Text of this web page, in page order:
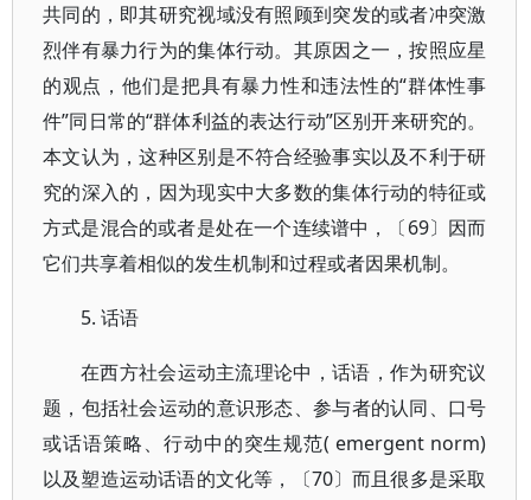
共同的，即其研究视域没有照顾到突发的或者冲突激
烈伴有暴力行为的集体行动。其原因之一，按照应星
的观点，他们是把具有暴力性和违法性的“群体性事
件”同日常的“群体利益的表达行动”区别开来研究的。
本文认为，这种区别是不符合经验事实以及不利于研
究的深入的，因为现实中大多数的集体行动的特征或
方式是混合的或者是处在一个连续谱中，〔69〕因而
它们共享着相似的发生机制和过程或者因果机制。
5. 话语
在西方社会运动主流理论中，话语，作为研究议
题，包括社会运动的意识形态、参与者的认同、口号
或话语策略、行动中的突生规范( emergent norm)
以及塑造运动话语的文化等，〔70〕而且很多是采取